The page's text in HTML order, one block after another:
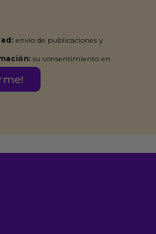
envío de publicaciones y
su consentimiento en
Podrás ejercer tus